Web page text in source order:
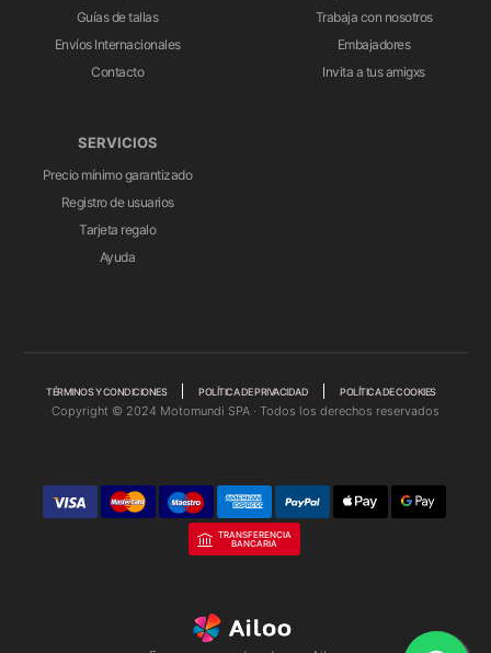
Guías de tallas
Envíos Internacionales
Contacto
Trabaja con nosotros
Embajadores
Invita a tus amigxs
SERVICIOS
Precio mínimo garantizado
Registro de usuarios
Tarjeta regalo
Ayuda
TÉRMINOS Y CONDICIONES POLÍTICA DE PRIVACIDAD POLÍTICA DE COOKIES
Copyright © 2024 Motomundi SPA · Todos los derechos reservados
TRANSFERENCIA
BANCARIA